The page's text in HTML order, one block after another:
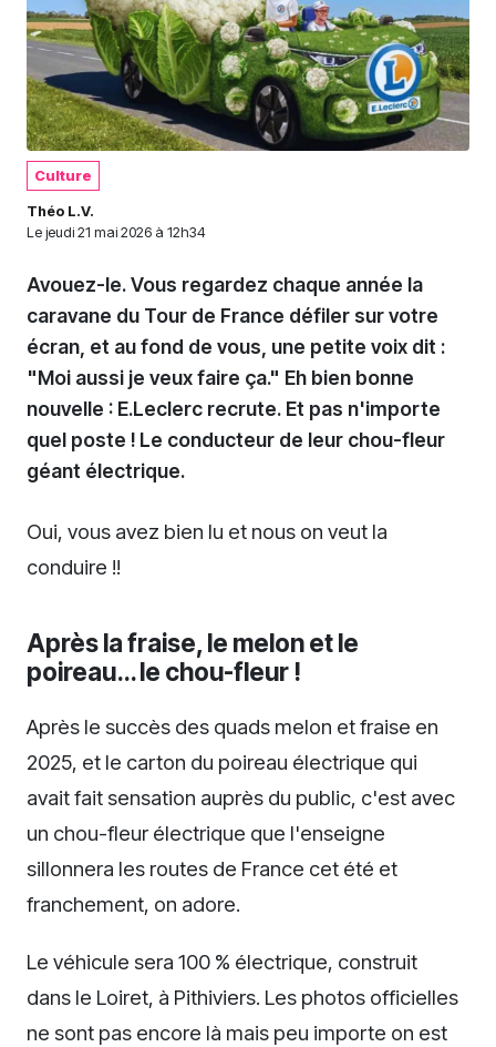
Culture
Théo L.V.
Le jeudi 21 mai 2026 à 12h34
Avouez-le. Vous regardez chaque année la
caravane du Tour de France défiler sur votre
écran, et au fond de vous, une petite voix dit :
"Moi aussi je veux faire ça." Eh bien bonne
nouvelle : E.Leclerc recrute. Et pas n'importe
quel poste ! Le conducteur de leur chou-fleur
géant électrique.
Oui, vous avez bien lu et nous on veut la
conduire !!
Après la fraise, le melon et le
poireau… le chou-fleur !
Après le succès des quads melon et fraise en
2025, et le carton du poireau électrique qui
avait fait sensation auprès du public, c'est avec
un chou-fleur électrique que l'enseigne
sillonnera les routes de France cet été et
franchement, on adore.
Le véhicule sera 100 % électrique, construit
dans le Loiret, à Pithiviers. Les photos officielles
ne sont pas encore là mais peu importe on est